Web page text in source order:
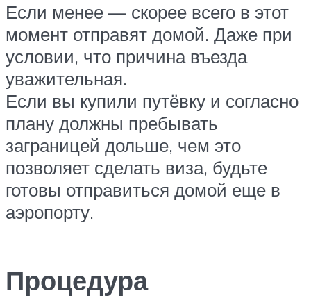
Если менее — скорее всего в этот
момент отправят домой. Даже при
условии, что причина въезда
уважительная.
Если вы купили путёвку и согласно
плану должны пребывать
заграницей дольше, чем это
позволяет сделать виза, будьте
готовы отправиться домой еще в
аэропорту.
Процедура​